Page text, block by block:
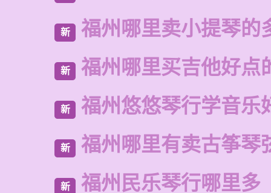
新 福州哪里卖小提琴的
新 福州哪里买吉他好点
新 福州悠悠琴行学音乐
新 福州哪里有卖古筝琴
新 福州民乐琴行哪里多